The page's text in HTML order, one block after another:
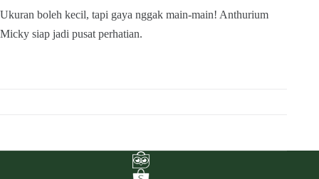
Ukuran boleh kecil, tapi gaya nggak main-main! Anthurium
Micky siap jadi pusat perhatian.